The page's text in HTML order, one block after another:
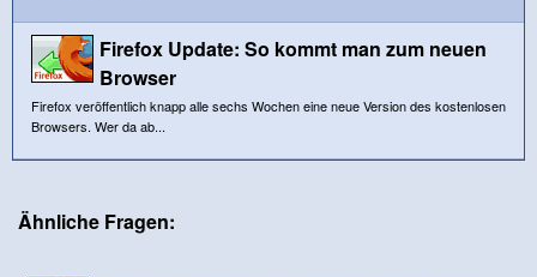
Firefox Update: So kommt man zum neuen
Browser
Firefox veröffentlich knapp alle sechs Wochen eine neue Version des kostenlosen
Browsers. Wer da ab...
Ähnliche Fragen: